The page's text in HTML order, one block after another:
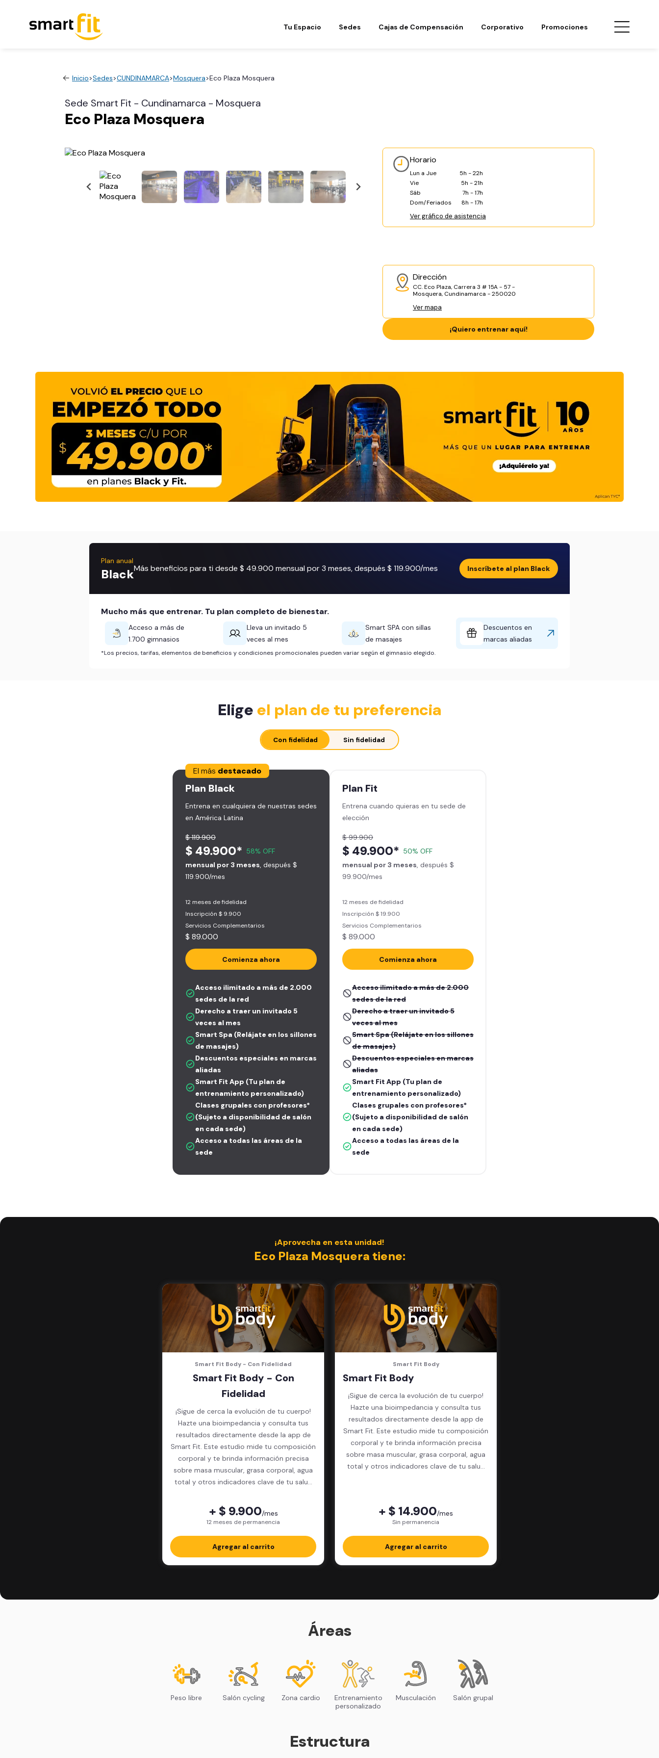
Tu Espacio Sedes Cajas de Compensación Corporativo Promociones
Inicio>Sedes>CUNDINAMARCA>Mosquera>Eco Plaza Mosquera
Sede Smart Fit - Cundinamarca - Mosquera
Eco Plaza Mosquera
Horario
Lun a Jue
5h - 22h
Vie
5h - 21h
Sáb
7h - 17h
Dom/Feriados
8h - 17h
Ver gráfico de asistencia
Dirección
CC. Eco Plaza, Carrera 3 # 15A - 57 -
Mosquera, Cundinamarca - 250020
Ver mapa
¡Quiero entrenar aquí!
Plan anual
BlackMás beneficios para ti desde $ 49.900 mensual por 3 meses, después $ 119.900/mes Inscríbete al plan Black
Mucho más que entrenar. Tu plan completo de bienestar.
Acceso a más de
1.700 gimnasios
Lleva un invitado 5
veces al mes
Smart SPA con sillas
de masajes
Descuentos en
marcas aliadas
*Los precios, tarifas, elementos de beneficios y condiciones promocionales pueden variar según el gimnasio elegido.
Elige el plan de tu preferencia
Con fidelidad Sin fidelidad
El más destacado
Plan Black
Entrena en cualquiera de nuestras sedes
en América Latina
$ 119.900
$ 49.900* 58% OFF
mensual por 3 meses, después $
119.900/mes
12 meses de fidelidad
Inscripción $ 9.900
Servicios Complementarios
$ 89.000
Comienza ahora
Acceso ilimitado a más de 2.000
sedes de la red
Derecho a traer un invitado 5
veces al mes
Smart Spa (Relájate en los sillones
de masajes)
Descuentos especiales en marcas
aliadas
Smart Fit App (Tu plan de
entrenamiento personalizado)
Clases grupales con profesores*
(Sujeto a disponibilidad de salón
en cada sede)
Acceso a todas las áreas de la
sede
Plan Fit
Entrena cuando quieras en tu sede de
elección
$ 99.900
$ 49.900* 50% OFF
mensual por 3 meses, después $
99.900/mes
12 meses de fidelidad
Inscripción $ 19.900
Servicios Complementarios
$ 89.000
Comienza ahora
Acceso ilimitado a más de 2.000
sedes de la red
Derecho a traer un invitado 5
veces al mes
Smart Spa (Relájate en los sillones
de masajes)
Descuentos especiales en marcas
aliadas
Smart Fit App (Tu plan de
entrenamiento personalizado)
Clases grupales con profesores*
(Sujeto a disponibilidad de salón
en cada sede)
Acceso a todas las áreas de la
sede
¡Aprovecha en esta unidad!
Eco Plaza Mosquera tiene:
Smart Fit Body - Con Fidelidad
Smart Fit Body - Con
Fidelidad
¡Sigue de cerca la evolución de tu cuerpo!
Hazte una bioimpedancia y consulta tus
resultados directamente desde la app de
Smart Fit. Este estudio mide tu composición
corporal y te brinda información precisa
sobre masa muscular, grasa corporal, agua
total y otros indicadores clave de tu salud
+ $ 9.900/mes
12 meses de permanencia
Agregar al carrito
Smart Fit Body
Smart Fit Body
¡Sigue de cerca la evolución de tu cuerpo!
Hazte una bioimpedancia y consulta tus
resultados directamente desde la app de
Smart Fit. Este estudio mide tu composición
corporal y te brinda información precisa
sobre masa muscular, grasa corporal, agua
total y otros indicadores clave de tu salud
+ $ 14.900/mes
Sin permanencia
Agregar al carrito
Áreas
Peso libre Salón cycling Zona cardio
Entrenamiento
personalizado
Musculación Salón grupal
Estructura